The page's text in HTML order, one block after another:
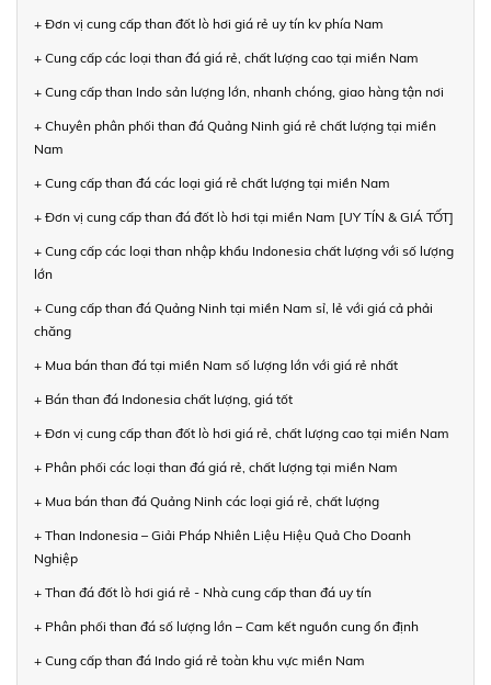
+ Đơn vị cung cấp than đốt lò hơi giá rẻ uy tín kv phía Nam
+ Cung cấp các loại than đá giá rẻ, chất lượng cao tại miền Nam
+ Cung cấp than Indo sản lượng lớn, nhanh chóng, giao hàng tận nơi
+ Chuyên phân phối than đá Quảng Ninh giá rẻ chất lượng tại miền
Nam
+ Cung cấp than đá các loại giá rẻ chất lượng tại miền Nam
+ Đơn vị cung cấp than đá đốt lò hơi tại miền Nam [UY TÍN & GIÁ TỐT]
+ Cung cấp các loại than nhập khẩu Indonesia chất lượng với số lượng
lớn
+ Cung cấp than đá Quảng Ninh tại miền Nam sỉ, lẻ với giá cả phải
chăng
+ Mua bán than đá tại miền Nam số lượng lớn với giá rẻ nhất
+ Bán than đá Indonesia chất lượng, giá tốt
+ Đơn vị cung cấp than đốt lò hơi giá rẻ, chất lượng cao tại miền Nam
+ Phân phối các loại than đá giá rẻ, chất lượng tại miền Nam
+ Mua bán than đá Quảng Ninh các loại giá rẻ, chất lượng
+ Than Indonesia – Giải Pháp Nhiên Liệu Hiệu Quả Cho Doanh
Nghiệp
+ Than đá đốt lò hơi giá rẻ - Nhà cung cấp than đá uy tín
+ Phân phối than đá số lượng lớn – Cam kết nguồn cung ổn định
+ Cung cấp than đá Indo giá rẻ toàn khu vực miền Nam